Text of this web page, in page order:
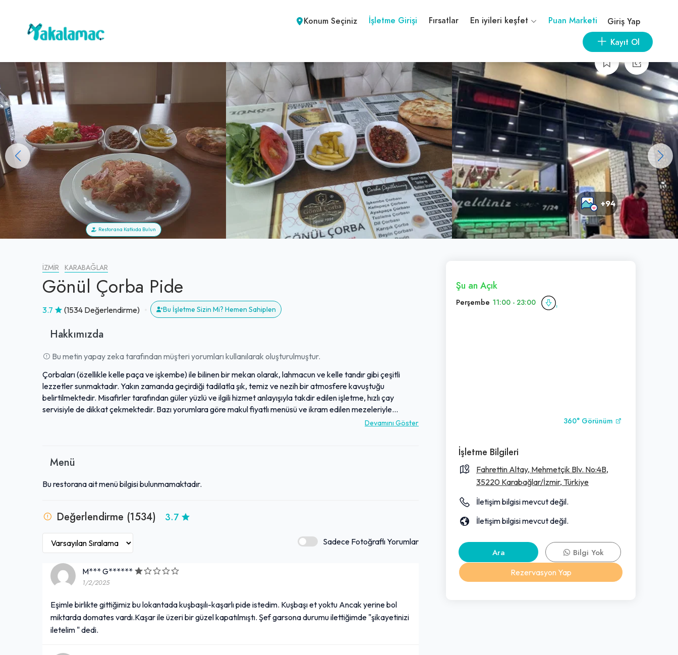
Konum Seçiniz İşletme Girişi Fırsatlar En iyileri keşfet Puan Marketi
Giriş Yap
Kayıt Ol
+94
Restorana Katkıda Bulun
İZMIR KARABAĞLAR
Gönül Çorba Pide
3.7 (1534 Değerlendirme) Bu İşletme Sizin Mi? Hemen Sahiplen
Hakkımızda
Bu metin yapay zeka tarafından müşteri yorumları kullanılarak oluşturulmuştur.
Çorbaları (özellikle kelle paça ve işkembe) ile bilinen bir mekan olarak, lahmacun ve kelle tandır gibi çeşitli
lezzetler sunmaktadır. Yakın zamanda geçirdiği tadilatla şık, temiz ve nezih bir atmosfere kavuştuğu
belirtilmektedir. Misafirler tarafından güler yüzlü ve ilgili hizmet anlayışıyla takdir edilen işletme, hızlı çay
servisiyle de dikkat çekmektedir. Bazı yorumlara göre makul fiyatlı menüsü ve ikram edilen mezeleriyle
deneyimi zenginleştirmektedir. Toplu ulaşımla kolayca erişilebilen mekan, metro çıkışına yakın konumuyla
Devamını Göster
Menü
Bu restorana ait menü bilgisi bulunmamaktadır.
Değerlendirme (1534) 3.7
Sadece Fotoğraflı Yorumlar
M*** G******
1/2/2025
Eşimle birlikte gittiğimiz bu lokantada kuşbaşılı-kaşarlı pide istedim. Kuşbaşı et yoktu Ancak yerine bol
miktarda domates vardı.Kaşar ile üzeri bir güzel kapatılmıştı. Şef garsona durumu ilettiğimde "şikayetinizi
iletelim " dedi.
Şu an Açık
Perşembe 11:00 - 23:00
360° Görünüm
İşletme Bilgileri
Fahrettin Altay, Mehmetçik Blv. No:4B,
35220 Karabağlar/İzmir, Türkiye
İletişim bilgisi mevcut değil.
İletişim bilgisi mevcut değil.
Ara
Bilgi Yok
Rezervasyon Yap